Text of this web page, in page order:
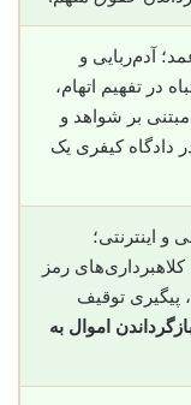
آدم‌ربایی و
در تفهیم اتهام،
بر شواهد و
دادگاه کیفری یک
و اینترنتی؛
رمز
پیگیری توقیف
اموال به